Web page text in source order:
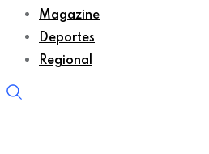
Magazine
Deportes
Regional